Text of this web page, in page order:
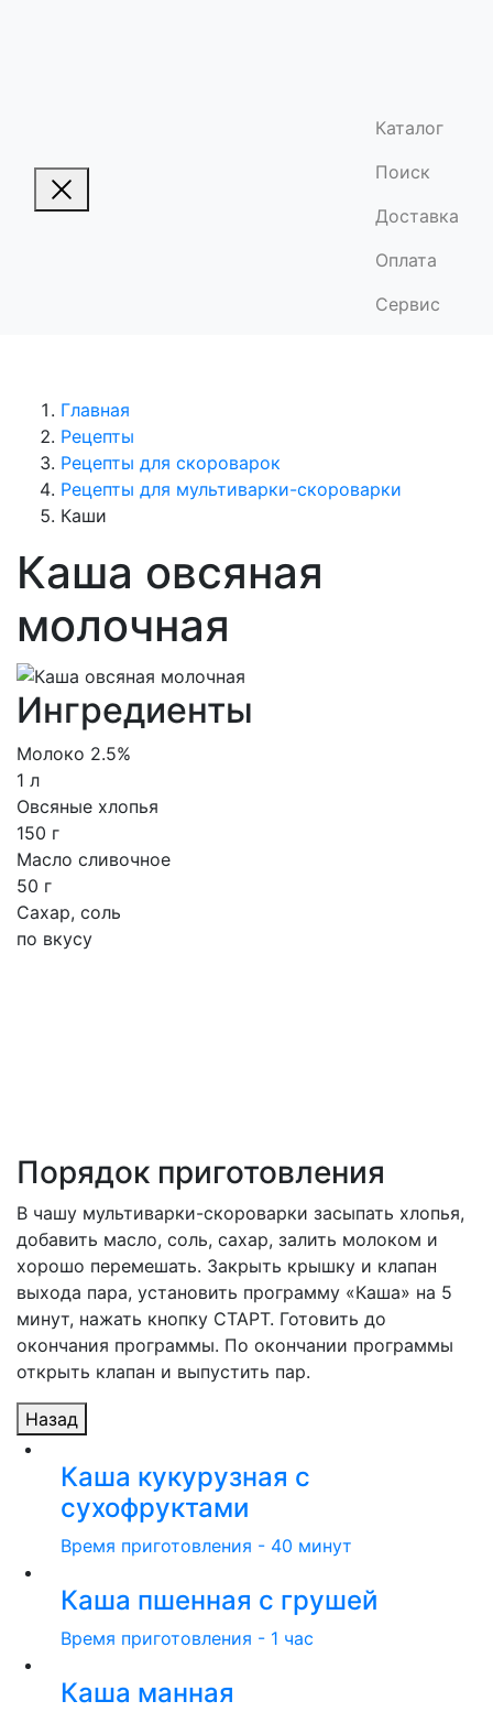
Каталог
Поиск
Доставка
Оплата
Сервис
Главная
Рецепты
Рецепты для скороварок
Рецепты для мультиварки-скороварки
Каши
Каша овсяная
молочная
Ингредиенты
Молоко 2.5%
1 л
Овсяные хлопья
150 г
Масло сливочное
50 г
Сахар, соль
по вкусу
Порядок приготовления
В чашу мультиварки-скороварки засыпать хлопья,
добавить масло, соль, сахар, залить молоком и
хорошо перемешать. Закрыть крышку и клапан
выхода пара, установить программу «Каша» на 5
минут, нажать кнопку СТАРТ. Готовить до
окончания программы. По окончании программы
открыть клапан и выпустить пар.
Назад
Каша кукурузная с
сухофруктами
Время приготовления - 40 минут
Каша пшенная с грушей
Время приготовления - 1 час
Каша манная